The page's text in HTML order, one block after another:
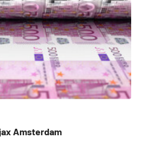
Amsterdam